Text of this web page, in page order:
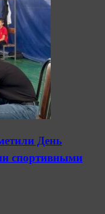
День
спортивными